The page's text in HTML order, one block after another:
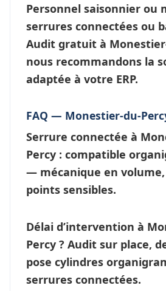
Personnel saisonnier ou
serrures connectées ou
Audit gratuit à
nous recommandons la
adaptée à votre ERP.
FAQ — Monestier-du-
Serrure connectée à
Percy : compatible
— mécanique en
points sensibles.
Délai d’intervention à
Percy ? Audit sur place,
pose cylindres
serrures connectées.